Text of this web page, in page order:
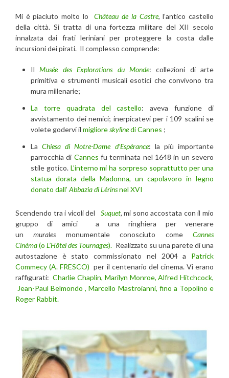
Mi è piaciuto molto loChâteau de la Castre, l’antico castello
della città. Si tratta di una fortezza militare del XII secolo
innalzata dai frati leriniani per proteggere la costa dalle
incursioni dei pirati. Il complesso comprende:
IlMusée des Explorations du Monde: collezioni di arte
primitiva e strumenti musicali esotici che convivono tra
mura millenarie;
La torre quadrata del castello: aveva funzione di
avvistamento dei nemici; inerpicatevi per i 109 scalini se
volete godervi il miglioreskylinedi Cannes ;
LaChiesa di Notre-Dame d’Espérance: la più importante
parrocchia di Cannesfu terminata nel 1648 in un severo
stile gotico. L’interno mi ha sorpreso soprattutto per una
statua dorata della Madonna, un capolavoro in legno
donato dall’ Abbazia di Lérinsnel XVI
Scendendo tra i vicoli del Suquet, mi sono accostata con il mio
gruppo di amici a una ringhiera per venerare
unmurales monumentale conosciuto comeCannes
Cinéma(oL’Hôtel des Tournages). Realizzato su una parete di una
autostazione è stato commissionato nel 2004 a Patrick
Commecy (A. FRESCO) per il centenario del cinema. Vi erano
raffigurati:Charlie Chaplin, Marilyn Monroe, Alfred Hitchcock,
Jean-Paul Belmondo , Marcello Mastroianni, fino a Topolino e
Roger Rabbit.